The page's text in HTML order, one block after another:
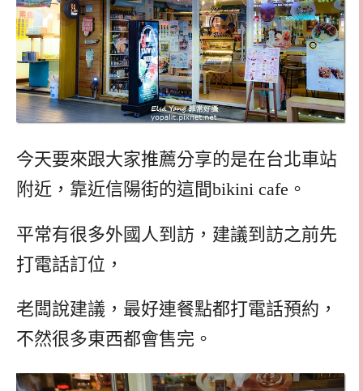
今天要來跟大家推薦分享的是在台北車站
附近，靠近信陽街的這間bikini cafe。
平常有很多外國人到訪，建議到訪之前先
打電話訂位，
老闆說建議，最好連餐點都打電話預約，
不然很多東西都會售完。